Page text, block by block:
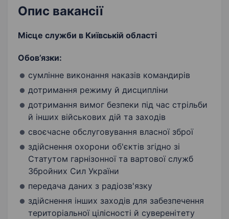
Бажання вчитися і розвиватися
Опис вакансії
Місце служби в Київській області
Обов’язки:
сумлінне виконання наказів командирів
дотримання режиму й дисципліни
дотримання вимог безпеки під час стрільби
й інших військових дій та заходів
своєчасне обслуговування власної зброї
здійснення охорони об'єктів згідно зі
Статутом гарнізонної та вартової служб
Збройних Сил України
передача даних з радіозв'язку
здійснення інших заходів для забезпечення
територіальної цілісності й суверенітету